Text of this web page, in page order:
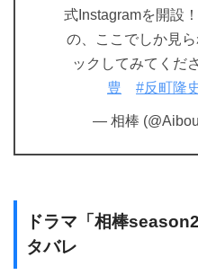
式Instagramを開設
の、ここでしか見
ックしてみてくだ
豊
#反町隆
— 相棒
ドラマ「相棒
タバレ